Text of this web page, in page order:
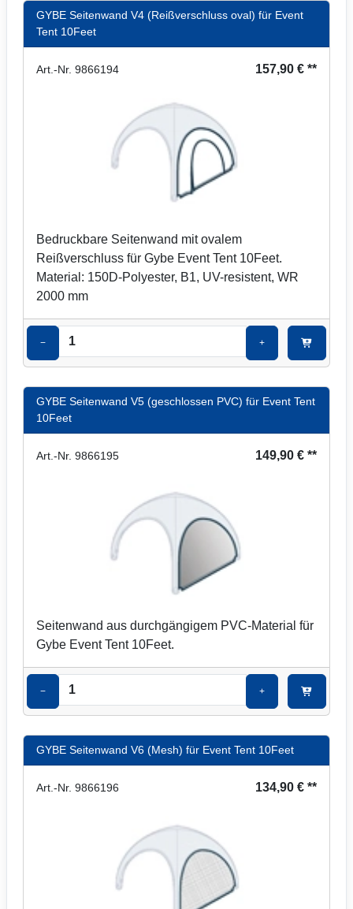
GYBE Seitenwand V4 (Reißverschluss oval) für Event
Tent 10Feet
Art.-Nr. 9866194 157,90 € **
Bedruckbare Seitenwand mit ovalem
Reißverschluss für Gybe Event Tent 10Feet.
Material: 150D-Polyester, B1, UV-resistent, WR
2000 mm
− +
GYBE Seitenwand V5 (geschlossen PVC) für Event Tent
10Feet
Art.-Nr. 9866195 149,90 € **
Seitenwand aus durchgängigem PVC-Material für
Gybe Event Tent 10Feet.
− +
GYBE Seitenwand V6 (Mesh) für Event Tent 10Feet
Art.-Nr. 9866196 134,90 € **